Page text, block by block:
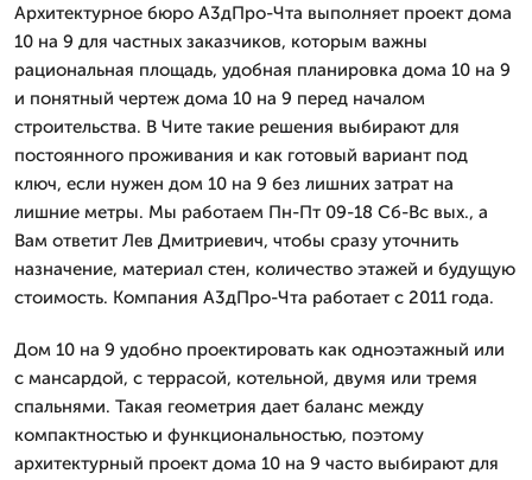
Архитектурное бюро А3дПро-Чта выполняет проект дома
10 на 9 для частных заказчиков, которым важны
рациональная площадь, удобная планировка дома 10 на 9
и понятный чертеж дома 10 на 9 перед началом
строительства. В Чите такие решения выбирают для
постоянного проживания и как готовый вариант под
ключ, если нужен дом 10 на 9 без лишних затрат на
лишние метры. Мы работаем Пн-Пт 09-18 Сб-Вс вых., а
Вам ответит Лев Дмитpиевич, чтобы сразу уточнить
назначение, материал стен, количество этажей и будущую
стоимость. Компания А3дПро-Чта работает с 2011 года.
Дом 10 на 9 удобно проектировать как одноэтажный или
с мансардой, с террасой, котельной, двумя или тремя
спальнями. Такая геометрия дает баланс между
компактностью и функциональностью, поэтому
архитектурный проект дома 10 на 9 часто выбирают для